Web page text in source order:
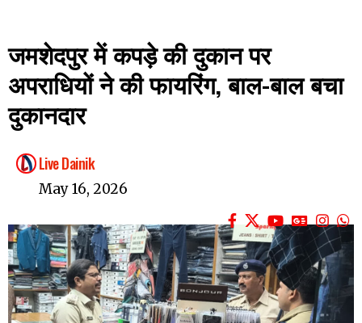
जमशेदपुर में कपड़े की दुकान पर
अपराधियों ने की फायरिंग, बाल-बाल बचा
दुकानदार
Live Dainik
May 16, 2026